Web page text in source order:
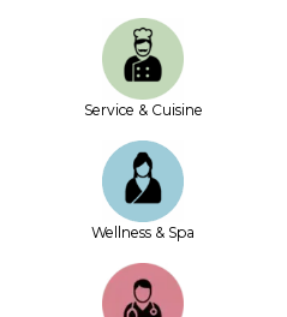
Service & Cuisine
Wellness & Spa